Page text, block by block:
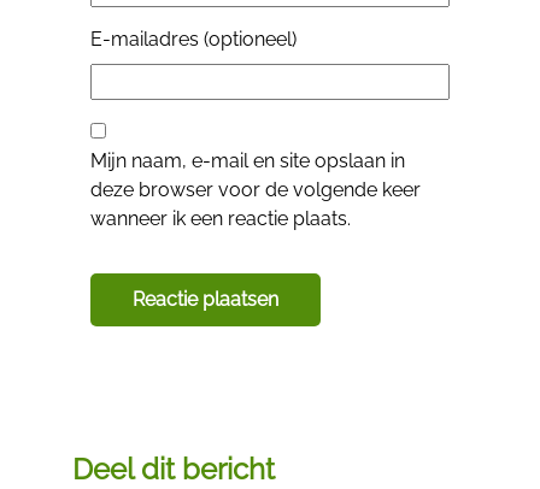
E-mailadres (optioneel)
Mijn naam, e-mail en site opslaan in
deze browser voor de volgende keer
wanneer ik een reactie plaats.
Deel dit bericht